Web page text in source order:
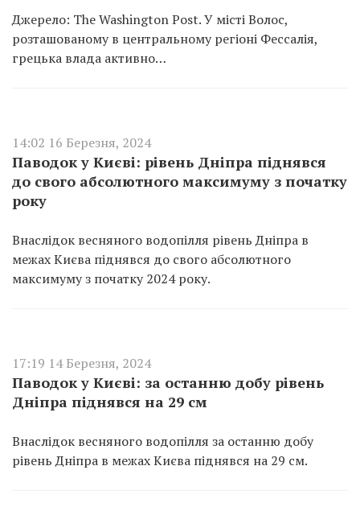
Джерело: The Washington Post. У місті Волос,
розташованому в центральному регіоні Фессалія,
грецька влада активно…
14:02 16 Березня, 2024
Паводок у Києві: рівень Дніпра піднявся
до свого абсолютного максимуму з початку
року
Внаслідок весняного водопілля рівень Дніпра в
межах Києва піднявся до свого абсолютного
максимуму з початку 2024 року.
17:19 14 Березня, 2024
Паводок у Києві: за останню добу рівень
Дніпра піднявся на 29 см
Внаслідок весняного водопілля за останню добу
рівень Дніпра в межах Києва піднявся на 29 см.